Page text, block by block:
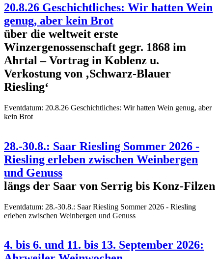
20.8.26 Geschichtliches: Wir hatten Wein
genug, aber kein Brot
über die weltweit erste
Winzergenossenschaft gegr. 1868 im
Ahrtal – Vortrag in Koblenz u.
Verkostung von ‚Schwarz-Blauer
Riesling‘
Eventdatum: 20.8.26 Geschichtliches: Wir hatten Wein genug, aber
kein Brot
28.-30.8.: Saar Riesling Sommer 2026 -
Riesling erleben zwischen Weinbergen
und Genuss
längs der Saar von Serrig bis Konz-Filzen
Eventdatum: 28.-30.8.: Saar Riesling Sommer 2026 - Riesling
erleben zwischen Weinbergen und Genuss
4. bis 6. und 11. bis 13. September 2026: